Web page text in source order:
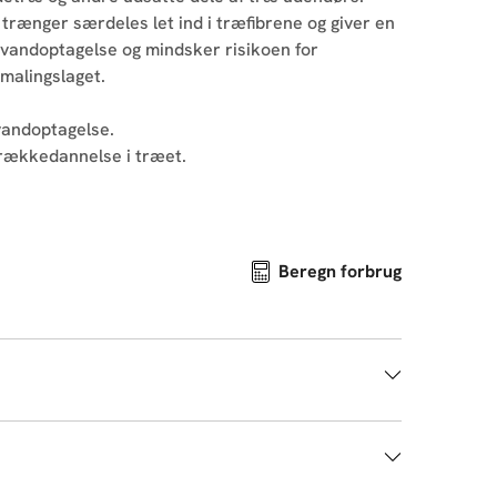
trænger særdeles let ind i træfibrene og giver en
og mindsker risikoen for
i træet.
Beregn forbrug